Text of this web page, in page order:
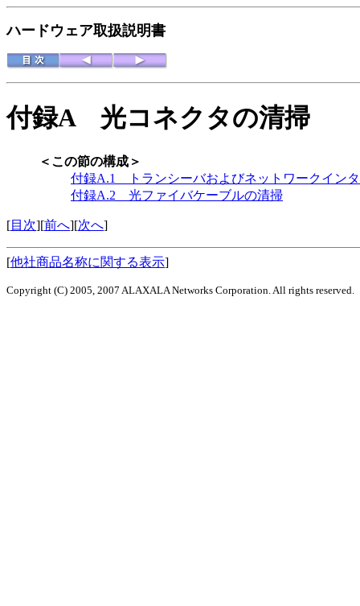
ハードウェア取扱説明書
付録A 光コネクタの清掃
＜この節の構成＞
付録A.1 トランシーバおよびネットワークイン
付録A.2 光ファイバケーブルの清掃
[目次][前へ][次へ]
[他社商品名称に関する表示]
Copyright (C) 2005, 2007 ALAXALA Networks Corporation. All rights reserved.